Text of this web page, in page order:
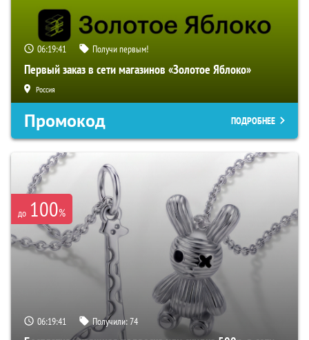
06:19:40 Получи первым!
Первый заказ в сети магазинов «Золотое Яблоко»
Россия
Промокод ПОДРОБНЕЕ
до 100%
06:19:40 Получили:74